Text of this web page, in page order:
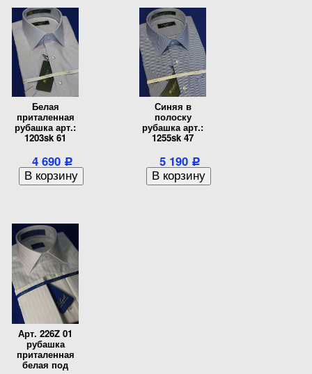
Белая
приталенная
рубашка арт.:
1203sk 61
4 690 Р
Синяя в
полоску
рубашка арт.:
1255sk 47
5 190 Р
Арт. 226Z 01
рубашка
приталенная
белая под